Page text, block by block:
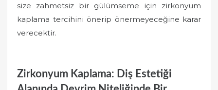
size zahmetsiz bir gülümseme için zirkonyum
kaplama tercihini önerip önermeyeceğine karar
verecektir.
Zirkonyum Kaplama: Diş Estetiği